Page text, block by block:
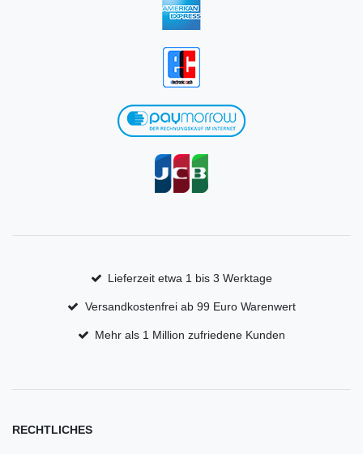
Lieferzeit etwa 1 bis 3 Werktage
Versandkostenfrei ab 99 Euro Warenwert
Mehr als 1 Million zufriedene Kunden
RECHTLICHES